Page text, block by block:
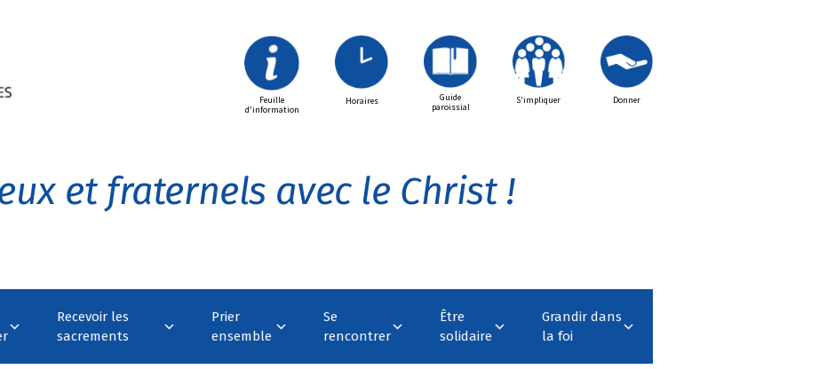
Feuille
d'information
Horaires
Guide
paroissial
S'impliquer Donner
et fraternels avec le Christ !
Recevoir les
sacrements
Prier
ensemble
Se
rencontrer
Être
solidaire
Grandir dans
la foi